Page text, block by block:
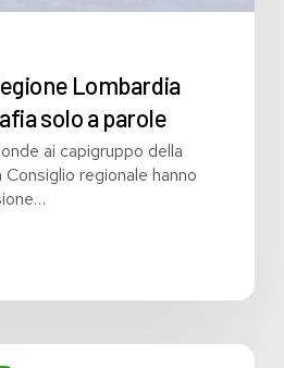
Lombardia
solo a parole
ai capigruppo della
regionale hanno